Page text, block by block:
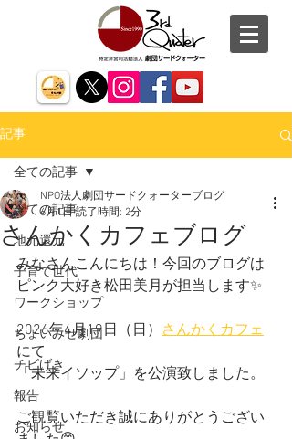
記事
全ての記事
地元還元
子育て世代
ワークショップ
ちょいみせ劇団
チビげき
報告
お知らせ
全ての記事
さんかくカフェブログ
NPO法人劇団サードクォーターブログ
6月1日 読了時間: 2分
みなさんこんにちは！今回のブログは
ピンク大好き松田美月が担当します✨
2026年4月19日（日） さんかくカフェ
にて
「未来イソップ」を公演致しました。
ご観覧いただき誠にありがとうござい